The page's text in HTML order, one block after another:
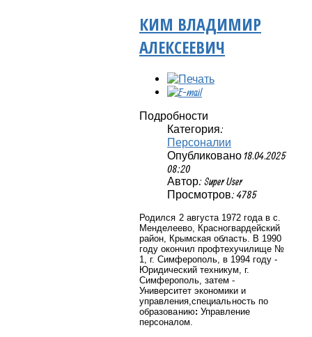
КИМ ВЛАДИМИР
АЛЕКСЕЕВИЧ
Подробности
Категория:
Персоналии
Опубликовано 18.04.2025
08:20
Автор: Super User
Просмотров: 4785
Родился 2 августа 1972 годав с.
Менделеево, Красногвардейский
район, Крымская область. В 1990
году окончил профтехучилище №
1, г. Симферополь, в 1994 году -
Юридический техникум, г.
Симферополь, затем -
Университет экономики и
управления, специальность по
образованию: Управление
персоналом.